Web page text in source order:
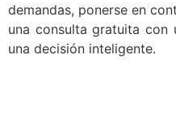
demandas, ponerse en
una consulta gratuita con
una decisión inteligente.